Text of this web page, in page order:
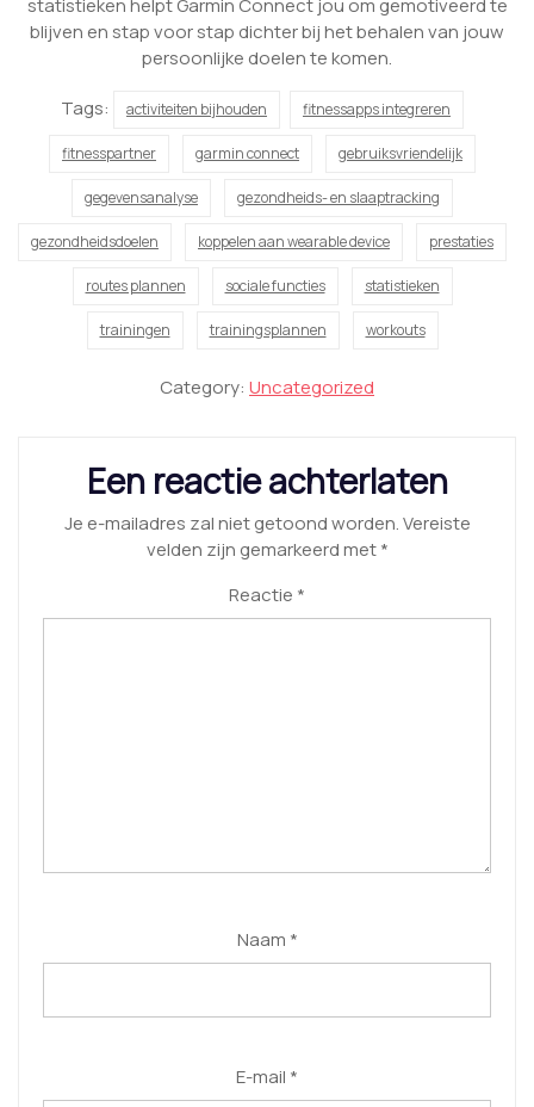
blijven en stap voor stap dichter bij het behalen van jouw
persoonlijke doelen te komen.
Tags:
activiteiten bijhouden fitnessapps integreren
fitnesspartner garmin connect gebruiksvriendelijk
gegevensanalyse gezondheids- en slaaptracking
gezondheidsdoelen koppelen aan wearable device prestaties
routes plannen sociale functies statistieken
trainingen trainingsplannen workouts
Category: Uncategorized
Een reactie achterlaten
Je e-mailadres zal niet getoond worden.Vereiste
velden zijn gemarkeerd met*
Reactie *
Naam *
E-mail *